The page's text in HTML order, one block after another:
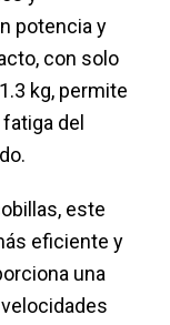
potencia y
con solo
kg, permite
del
este
eficiente y
una